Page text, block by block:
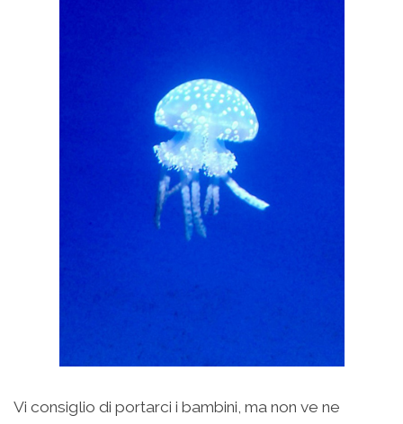
Vi consiglio di portarci i bambini, ma non ve ne